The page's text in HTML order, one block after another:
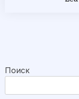
Поиск